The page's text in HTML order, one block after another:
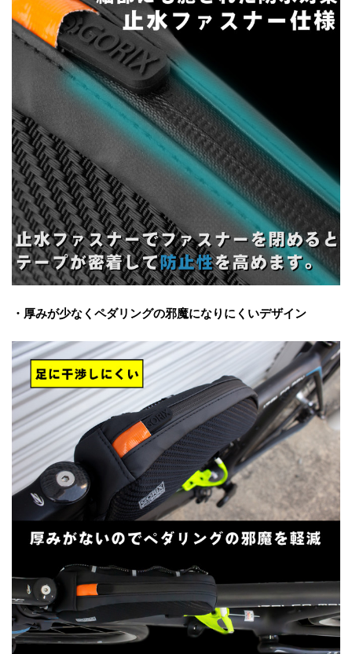
・厚みが少なくペダリングの邪魔になりにくいデザイン